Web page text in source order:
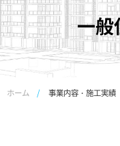
一般
ホーム 事業内容・施工実績